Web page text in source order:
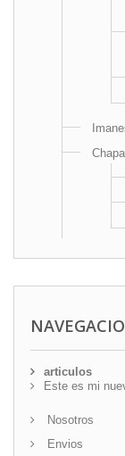
articulos
Este es mi
Nosotros
Envios